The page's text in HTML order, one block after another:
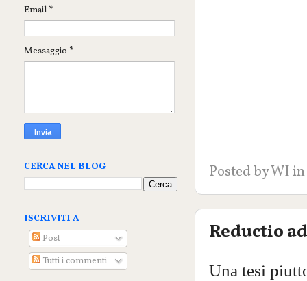
Posted byWI
Reductio
Una tesi
Email *
Messaggio *
CERCA NEL BLOG
ISCRIVITI A
Post
Tutti i commenti